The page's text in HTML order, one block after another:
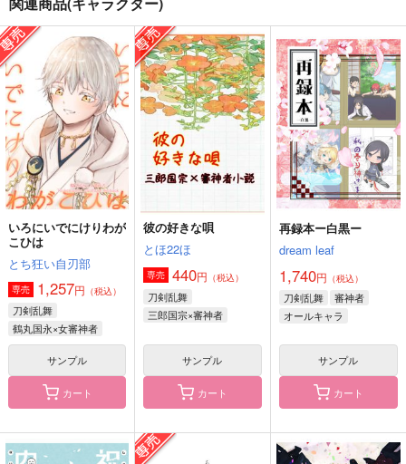
100 Love Stories
光質インク
990 （税込）
煉獄杏寿郎×竈門炭治郎
サンプル
作品詳細
胡蝶の夢
みなとやさん
1,887円（税込）
童磨×胡蝶しのぶ
サンプル
作品詳細
胡蝶の夢
花語り
2,144 円（税込）
髭切×女審神者
サンプル
作品詳細
胡蝶の夢
モルワイデ鯖
夢灯
無糖スペクタクル
狐仮虎威恋
遊具
いろにいでにけりわが
こひは
とち狂い自刃部
専売 1,257円 （税込）
刀剣乱舞
鶴丸国永×女審神者
サンプル
カート
彼の好きな唄
とほ22ほ
専売 440円 （税込）
刀剣乱舞
三郎国宗×審神者
サンプル
カート
再録本ー白黒ー
dream leaf
1,740円 （税込）
刀剣乱舞
審神者
オールキャラ
サンプル
カート